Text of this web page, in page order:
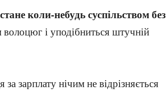
коли-небудь суспільством без
волоцюг і уподібниться штучній
за зарплату нічим не відрізняється